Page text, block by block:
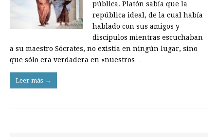
pública. Platón sabía que la
república ideal, de la cual había
hablado con sus amigos y
discípulos mientras escuchaban
a su maestro Sócrates, no existía en ningún lugar, sino
que sólo era verdadera en «nuestros…
Leer más →